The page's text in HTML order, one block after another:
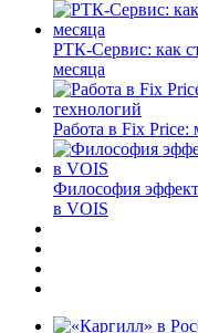
РТК-Сервис: как
месяца
Работа в Fix
Философия
в VOIS